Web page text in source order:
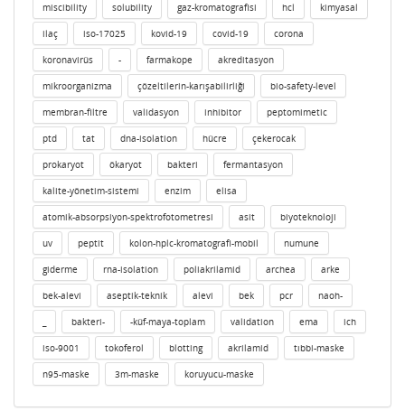
miscibility solubility gaz-kromatografisi hcl kimyasal
ilaç iso-17025 kovid-19 covid-19 corona
koronavirüs - farmakope akreditasyon
mikroorganizma çözeltilerin-karışabilirliği bio-safety-level
membran-filtre validasyon inhibitor peptomimetic
ptd tat dna-isolation hücre çekerocak
prokaryot ökaryot bakteri fermantasyon
kalite-yönetim-sistemi enzim elisa
atomik-absorpsiyon-spektrofotometresi asit biyoteknoloji
uv peptit kolon-hplc-kromatografi-mobil numune
giderme rna-isolation poliakrilamid archea arke
bek-alevi aseptik-teknik alevi bek pcr naoh-
bakteri- -küf-maya-toplam validation ema ich
iso-9001 tokoferol blotting akrilamid tıbbi-maske
n95-maske 3m-maske koruyucu-maske